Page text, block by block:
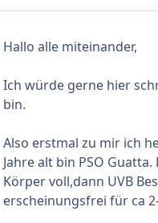
Hallo alle miteinander,
Ich würde gerne hier
bin.
Also erstmal zu mir ich
Jahre alt bin PSO
Körper voll,dann UVB
erscheinungsfrei für ca